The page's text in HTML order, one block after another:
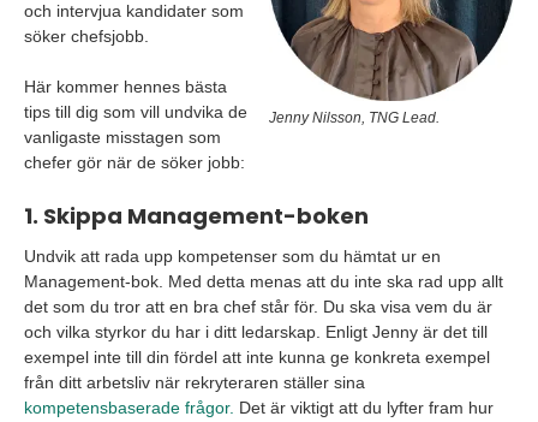
Jenny Nilsson, TNG Lead.
och intervjua kandidater som
söker chefsjobb.
Här kommer hennes bästa
tips till dig som vill undvika de
vanligaste misstagen som
chefer gör när de söker jobb:
1. Skippa Management-boken
Undvik att rada upp kompetenser som du hämtat ur en
Management-bok. Med detta menas att du inte ska rad upp allt
det som du tror att en bra chef står för. Du ska visa vem du är
och vilka styrkor du har i ditt ledarskap. Enligt Jenny är det till
exempel inte till din fördel att inte kunna ge konkreta exempel
från ditt arbetsliv när rekryteraren ställer sina
kompetensbaserade frågor. Det är viktigt att du lyfter fram hur